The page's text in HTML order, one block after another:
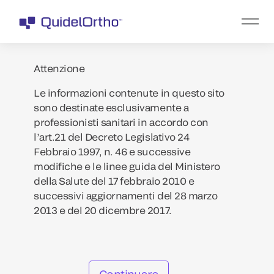
Attenzione
Le informazioni contenute in questo sito
sono destinate esclusivamente a
professionisti sanitari in accordo con
l’art.21 del Decreto Legislativo 24
Febbraio 1997, n. 46 e successive
modifiche e le linee guida del Ministero
della Salute del 17 febbraio 2010 e
successivi aggiornamenti del 28 marzo
2013 e del 20 dicembre 2017.